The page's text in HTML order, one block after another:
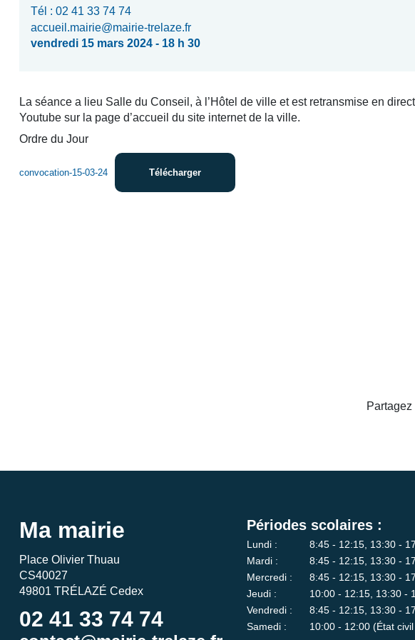
Tél : 02 41 33 74 74
accueil.mairie@mairie-trelaze.fr
vendredi 15 mars 2024 - 18 h 30
La séance a lieu Salle du Conseil, à l’Hôtel de ville et est retransmise en
Youtube sur la page d’accueil du site internet de la ville.
Ordre du Jour
convocation-15-03-24 Télécharger
Ma mairie
Place Olivier Thuau
CS40027
49801 TRÉLAZÉ Cedex
02 41 33 74 74
Périodes scolaires :
Lundi :
8:45 - 12:15, 13:30 -
Mardi :
8:45 - 12:15, 13:30 -
Mercredi :
8:45 - 12:15, 13:30 -
Jeudi :
10:00 - 12:15, 13:30 -
Vendredi :
8:45 - 12:15, 13:30 -
Samedi :
10:00 - 12:00 (État